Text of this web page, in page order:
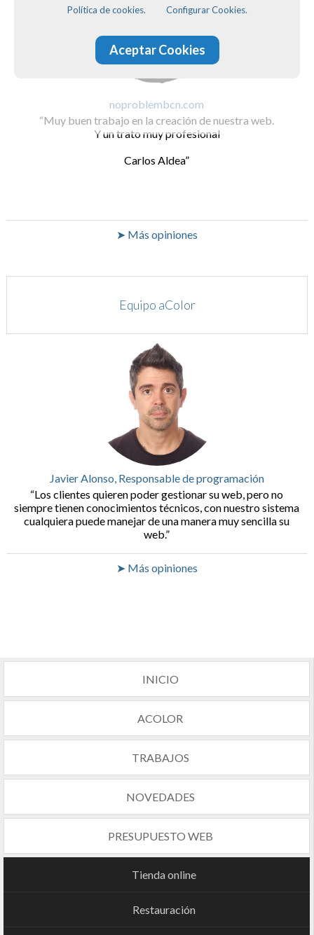
noproblembcn.com
Muy buen trabajo en la creación de nuestra web.
Y un trato muy profesional
Carlos Aldea
➤ Más opiniones
Equipo aColor
Javier Alonso, Responsable de programación
Los clientes quieren poder gestionar su web, pero no
siempre tienen conocimientos técnicos, con nuestro sistema
cualquiera puede manejar de una manera muy sencilla su
web.
➤ Más opiniones
INICIO
ACOLOR
TRABAJOS
NOVEDADES
PRESUPUESTO WEB
Tienda online
Restauración
Política de cookies.
Configurar Cookies.
Aceptar Cookies